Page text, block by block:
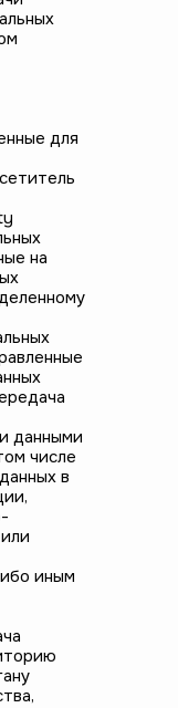
для
на
данными
числе
в
иным